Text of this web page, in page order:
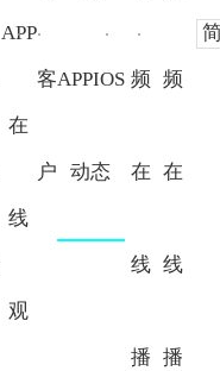
APP
在
线
观
客
户
APPIOS
动态
频
在
线
播
频
在
线
播